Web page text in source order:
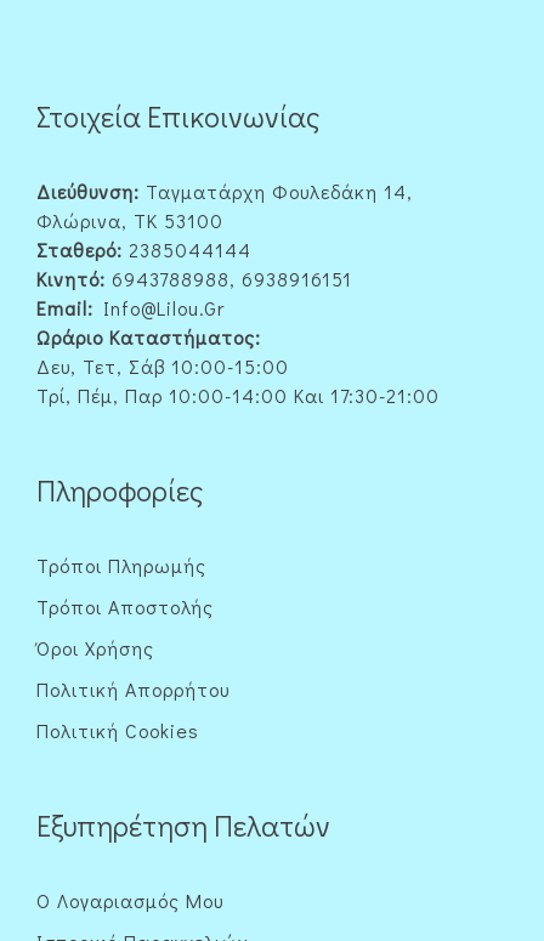
Στοιχεία Επικοινωνίας
Διεύθυνση: Ταγματάρχη Φουλεδάκη 14,
Φλώρινα, ΤΚ 53100
Σταθερό: 2385044144
Κινητό: 6943788988, 6938916151
Email: Info@lilou.gr
Ωράριο Καταστήματος:
Δευ, Τετ, Σάβ 10:00-15:00
Τρί, Πέμ, Παρ 10:00-14:00 Και 17:30-21:00
Πληροφορίες
Τρόποι Πληρωμής
Τρόποι Αποστολής
Όροι Χρήσης
Πολιτική Απορρήτου
Πολιτική Cookies
Εξυπηρέτηση Πελατών
Ο Λογαριασμός Μου